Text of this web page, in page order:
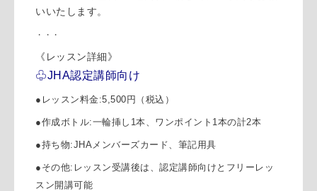
いいたします。
・・・
《レッスン詳細》
♧JHA認定講師向け
●レッスン料金:5,500円（税込）
●作成ボトル:一輪挿し1本、ワンポイント1本の計2本
●持ち物:JHAメンバーズカード、筆記用具
●その他:レッスン受講後は、認定講師向けとフリーレッ
スン開講可能